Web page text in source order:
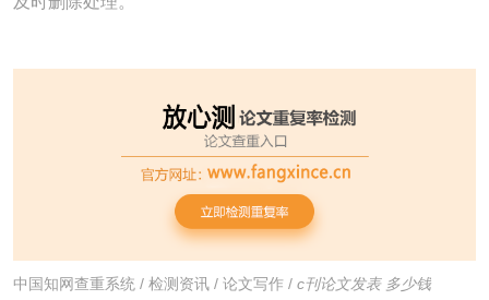
中国知网查重系统 / 检测资讯 / 论文写作 / c刊论文发表 多少钱